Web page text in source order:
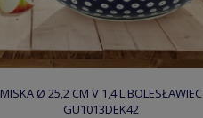
MISKA Ø 25,2 CM V 1,4 L BOLESŁAWIEC
GU1013DEK42